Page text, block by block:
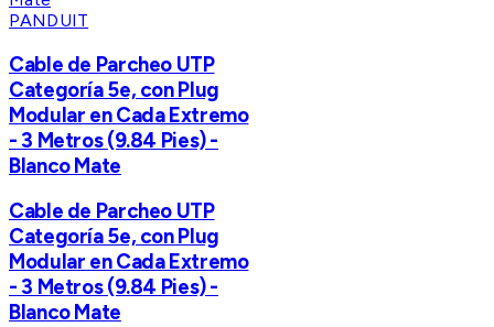
PANDUIT
Cable de Parcheo UTP
Categoría 5e, con Plug
Modular en Cada Extremo
- 3 Metros (9.84 Pies) -
Blanco Mate
Cable de Parcheo UTP
Categoría 5e, con Plug
Modular en Cada Extremo
- 3 Metros (9.84 Pies) -
Blanco Mate